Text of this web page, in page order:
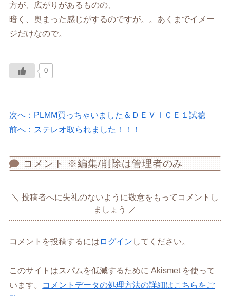
方が、広がりがあるものの、
暗く、奥まった感じがするのですが。。あくまでイメー
ジだけなので。
0
次へ：PLMM買っちゃいました＆ＤＥＶＩＣＥ１試聴
前へ：ステレオ取られました！！！
コメント ※編集/削除は管理者のみ
投稿者へに失礼のないように敬意をもってコメントし
ましょう
コメントを投稿するには ログイン してください。
このサイトはスパムを低減するために Akismet を使って
います。
コメントデータの処理方法の詳細はこちらをご